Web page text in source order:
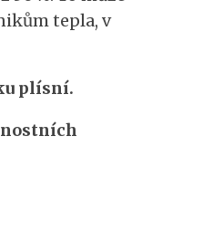
tepla, v
plísní.